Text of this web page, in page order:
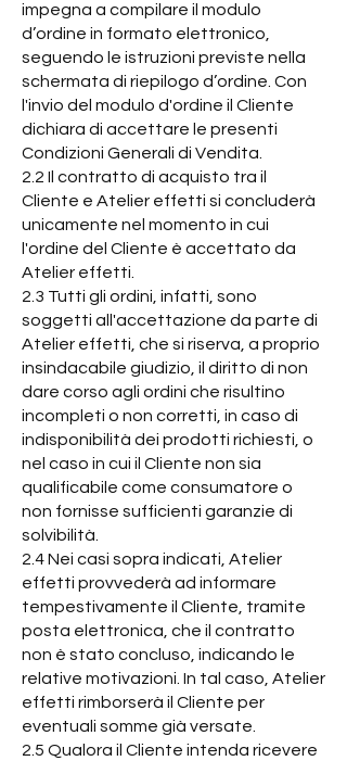
impegna a compilare il modulo
d’ordine in formato elettronico,
seguendo le istruzioni previste nella
schermata di riepilogo d’ordine. Con
l'invio del modulo d'ordine il Cliente
dichiara di accettare le presenti
Condizioni Generali di Vendita.
2.2 Il contratto di acquisto tra il
Cliente e Atelier effetti si concluderà
unicamente nel momento in cui
l'ordine del Cliente è accettato da
Atelier effetti.
2.3 Tutti gli ordini, infatti, sono
soggetti all'accettazione da parte di
Atelier effetti, che si riserva, a proprio
insindacabile giudizio, il diritto di non
dare corso agli ordini che risultino
incompleti o non corretti, in caso di
indisponibilità dei prodotti richiesti, o
nel caso in cui il Cliente non sia
qualificabile come consumatore o
non fornisse sufficienti garanzie di
solvibilità.
2.4 Nei casi sopra indicati, Atelier
effetti provvederà ad informare
tempestivamente il Cliente, tramite
posta elettronica, che il contratto
non è stato concluso, indicando le
relative motivazioni. In tal caso, Atelier
effetti rimborserà il Cliente per
eventuali somme già versate.
2.5 Qualora il Cliente intenda ricevere